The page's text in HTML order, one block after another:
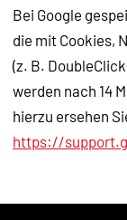
Bei Google
die mit Cookies,
(z. B.
werden nach 14
hierzu ersehen
https://